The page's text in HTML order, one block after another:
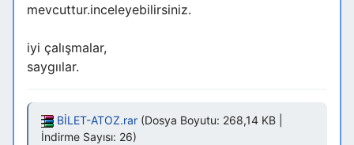
mevcuttur.inceleyebilirsiniz.
iyi çalışmalar,
saygıılar.
BİLET-ATOZ.rar(Dosya Boyutu: 268,14 KB |
İndirme Sayısı: 26)